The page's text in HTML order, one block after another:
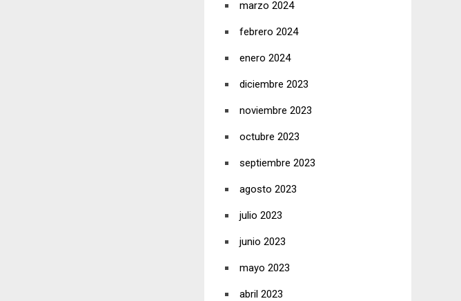
marzo 2024
febrero 2024
enero 2024
diciembre 2023
noviembre 2023
octubre 2023
septiembre 2023
agosto 2023
julio 2023
junio 2023
mayo 2023
abril 2023